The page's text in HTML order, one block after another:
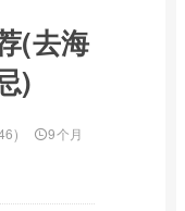
(去海
)
9个月